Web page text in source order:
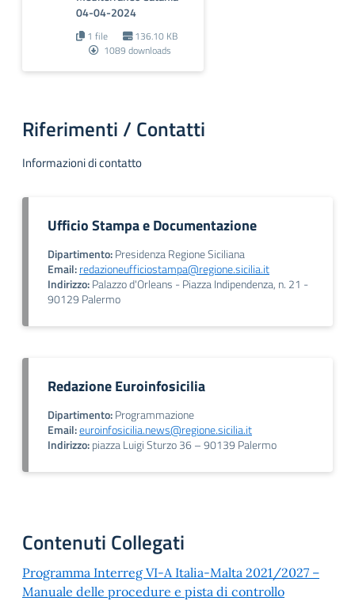
04-04-2024
1 file
136.10 KB
1089 downloads
Riferimenti / Contatti
Informazioni di contatto
Ufficio Stampa e Documentazione
Dipartimento:Presidenza Regione Siciliana
Email:redazioneufficiostampa@regione.sicilia.it
Indirizzo:Palazzo d'Orleans - Piazza Indipendenza, n. 21 -
90129 Palermo
Redazione Euroinfosicilia
Dipartimento:Programmazione
Email:euroinfosicilia.news@regione.sicilia.it
Indirizzo:piazza Luigi Sturzo 36 – 90139 Palermo
Contenuti Collegati
Programma Interreg VI-A Italia-Malta 2021/2027 –
Manuale delle procedure e pista di controllo